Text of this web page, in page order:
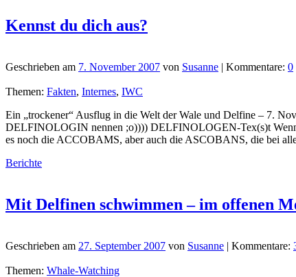
Kennst du dich aus?
Geschrieben am 7. November 2007 von Susanne | Kommentare: 0
Themen: Fakten, Internes, IWC
Ein „trockener“ Ausflug in die Welt der Wale und Delfine – 7.
DELFINOLOGIN nennen ;o)))) DELFINOLOGEN-Tex(s)t
es noch die ACCOBAMS, aber auch die ASCOBANS, die bei
Berichte
Mit Delfinen schwimmen – im offenen
Geschrieben am 27. September 2007 von Susanne | Kommentare:
Themen: Whale-Watching